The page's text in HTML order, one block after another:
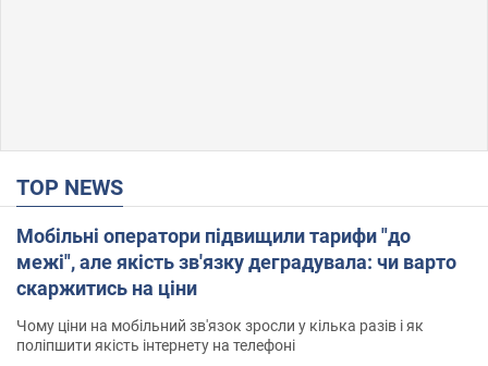
TOP NEWS
Мобільні оператори підвищили тарифи "до
межі", але якість зв'язку деградувала: чи варто
скаржитись на ціни
Чому ціни на мобільний зв'язок зросли у кілька разів і як
поліпшити якість інтернету на телефоні